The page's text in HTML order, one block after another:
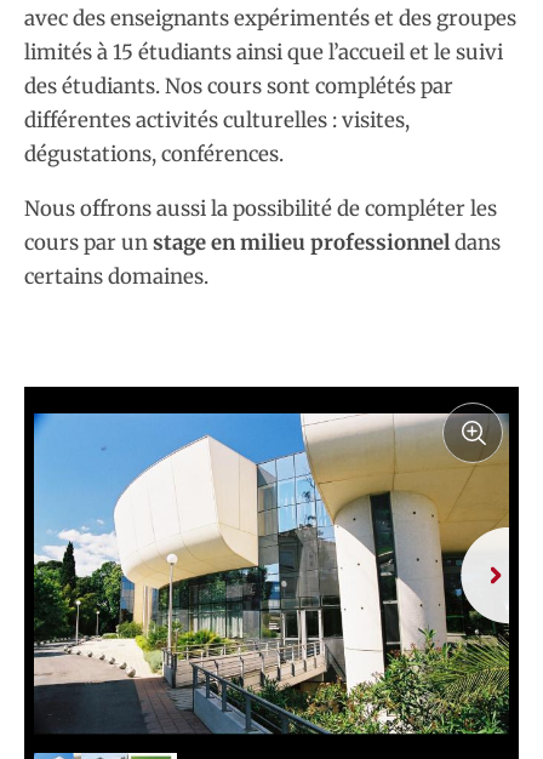
avec des enseignants expérimentés et des groupes
limités à 15 étudiants ainsi que l’accueil et le suivi
des étudiants. Nos cours sont complétés par
différentes activités culturelles : visites,
dégustations, conférences.
Nous offrons aussi la possibilité de compléter les
cours par unstage en milieu professionneldans
certains domaines.